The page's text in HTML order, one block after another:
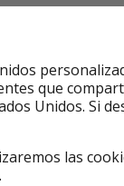
que
Unidos. Si
las